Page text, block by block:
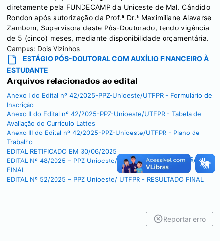
diretamente pela FUNDECAMP da Unioeste de Mal. Cândido
Rondon após autorização da Prof.ª Dr.ª Maximiliane Alavarse
Zambom, Supervisora deste Pós-Doutorado, tendo vigência
de 5 (cinco) meses, mediante disponibilidade orçamentária.
Campus: Dois Vizinhos
ESTÁGIO PÓS-DOUTORAL COM AUXÍLIO FINANCEIRO À
ESTUDANTE
Arquivos relacionados ao edital
Anexo I do Edital nº 42/2025-PPZ-Unioeste/UTFPR - Formulário de
Inscrição
Anexo II do Edital nº 42/2025-PPZ-Unioeste/UTFPR - Tabela de
Avaliação do Currículo Lattes
Anexo III do Edital nº 42/2025-PPZ-Unioeste/UTFPR - Plano de
Trabalho
EDITAL RETIFICADO EM 30/06/2025
EDITAL Nº 48/2025 – PPZ Unioeste/ UTFPR - HOMOLOGAÇÃO
FINAL
EDITAL Nº 52/2025 – PPZ Unioeste/ UTFPR - RESULTADO FINAL
Reportar erro